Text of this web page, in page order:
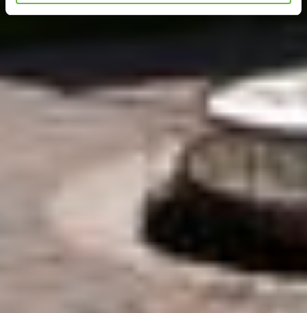
erhobenen Daten in den USA durch Google und
zugleich gem. Art. 49 Abs. 1 S. 1 lit. a DSGVO ein, dass
Ihre Daten in den USA verarbeitet werden. Die USA
werden vom Europäischen Gerichtshof als ein Land mit
einem nach EU-Standards unzureichendem
Datenschutzniveau eingeschätzt. Es besteht
insbesondere das Risiko, dass Ihre Daten durch US-
Behörden, zu Kontroll- und zu Überwachungszwecken,
möglicherweise auch ohne Rechtsbehelfsmöglichkeiten,
verarbeitet werden können. Wenn Sie auf "Auswahl
manuell festlegen" klicken und keine der optionalen
ausgewählt haben, findet die vorgehend beschriebene
Übermittlung nicht statt. Weitere Informationen erhalten
Sie in unseren Datenschutzhinweisen.
Ausführlich informieren wir Sie darüber gerne hier: